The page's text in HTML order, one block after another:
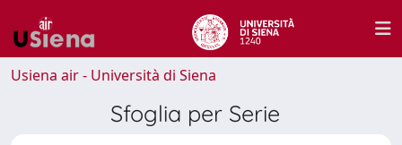
Usiena air - Università di Siena
Sfoglia per Serie